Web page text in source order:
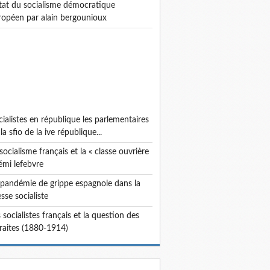
par alain bergounioux
sfio de la ive république...
lefebvre
socialiste
(1880-1914)